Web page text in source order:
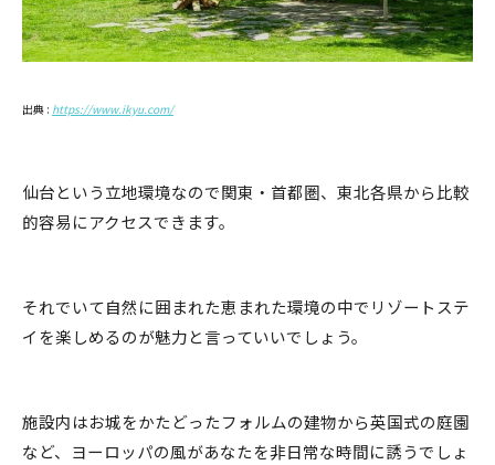
出典 : https://www.ikyu.com/
仙台という立地環境なので関東・首都圏、東北各県から比較
的容易にアクセスできます。
それでいて自然に囲まれた恵まれた環境の中でリゾートステ
イを楽しめるのが魅力と言っていいでしょう。
施設内はお城をかたどったフォルムの建物から英国式の庭園
など、ヨーロッパの風があなたを非日常な時間に誘うでしょ